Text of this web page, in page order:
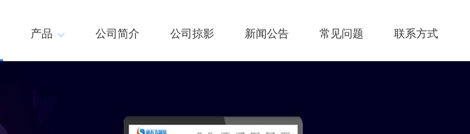
产品 公司简介 公司掠影 新闻公告 常见问题 联系方式